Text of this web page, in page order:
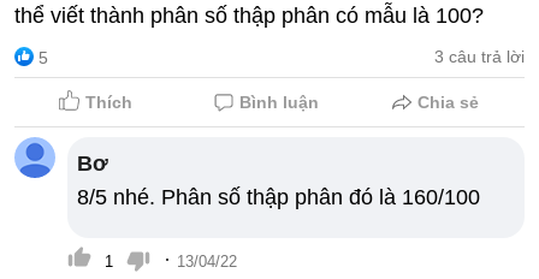
thể viết thành phân số thập phân có mẫu là 100?
5 3 câu trả lời
Thích Bình luận Chia sẻ
Bơ
8/5 nhé. Phân số thập phân đó là 160/100
1 · 13/04/22